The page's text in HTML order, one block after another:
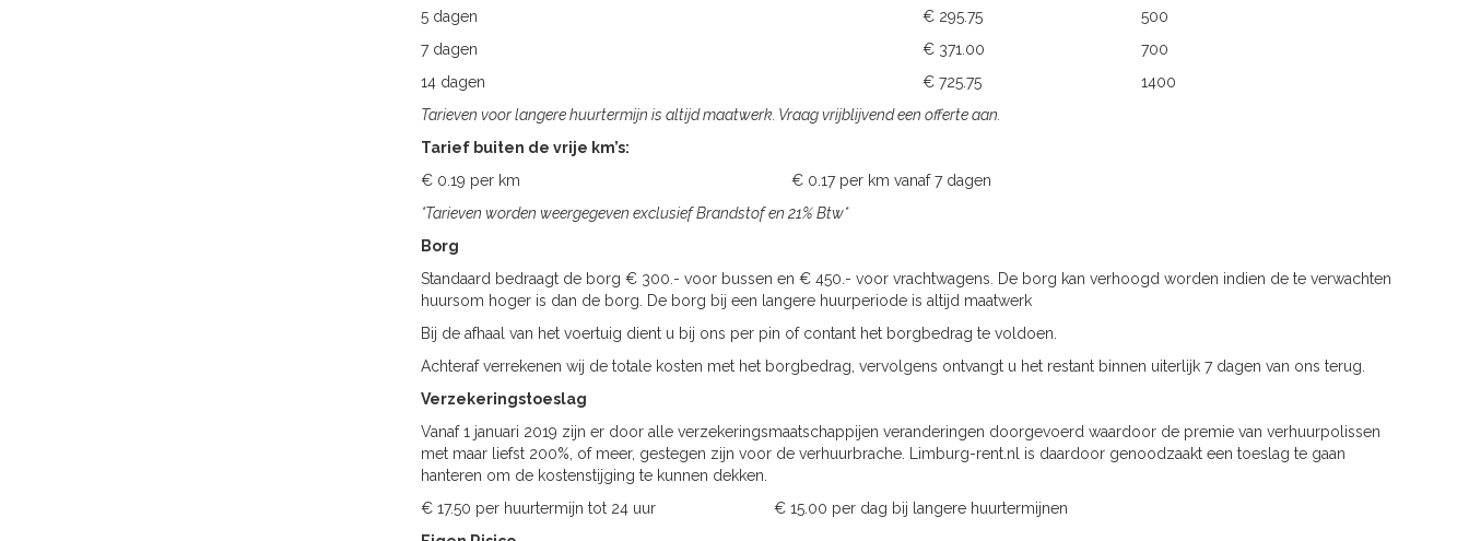
5 dagen
€ 295.75
500
7 dagen
€ 371.00
700
14 dagen
€ 725.75
1400
Tarieven voor langere huurtermijn is altijd maatwerk. Vraag vrijblijvend een offerte aan.
Tarief buiten de vrije km’s:
€ 0.19 per km € 0.17 per km vanaf 7 dagen
*Tarieven worden weergegeven exclusief Brandstof en 21% Btw*
Borg
Standaard bedraagt de borg € 300.- voor bussen en € 450.- voor vrachtwagens. De borg kan verhoogd worden indien de te verwachten
huursom hoger is dan de borg. De borg bij een langere huurperiode is altijd maatwerk
Bij de afhaal van het voertuig dient u bij ons per pin of contant het borgbedrag te voldoen.
Achteraf verrekenen wij de totale kosten met het borgbedrag, vervolgens ontvangt u het restant binnen uiterlijk 7 dagen van ons terug.
Verzekeringstoeslag
Vanaf 1 januari 2019 zijn er door alle verzekeringsmaatschappijen veranderingen doorgevoerd waardoor de premie van verhuurpolissen
met maar liefst 200%, of meer, gestegen zijn voor de verhuurbrache. Limburg-rent.nl is daardoor genoodzaakt een toeslag te gaan
hanteren om de kostenstijging te kunnen dekken.
€ 17.50 per huurtermijn tot 24 uur € 15.00 per dag bij langere huurtermijnen